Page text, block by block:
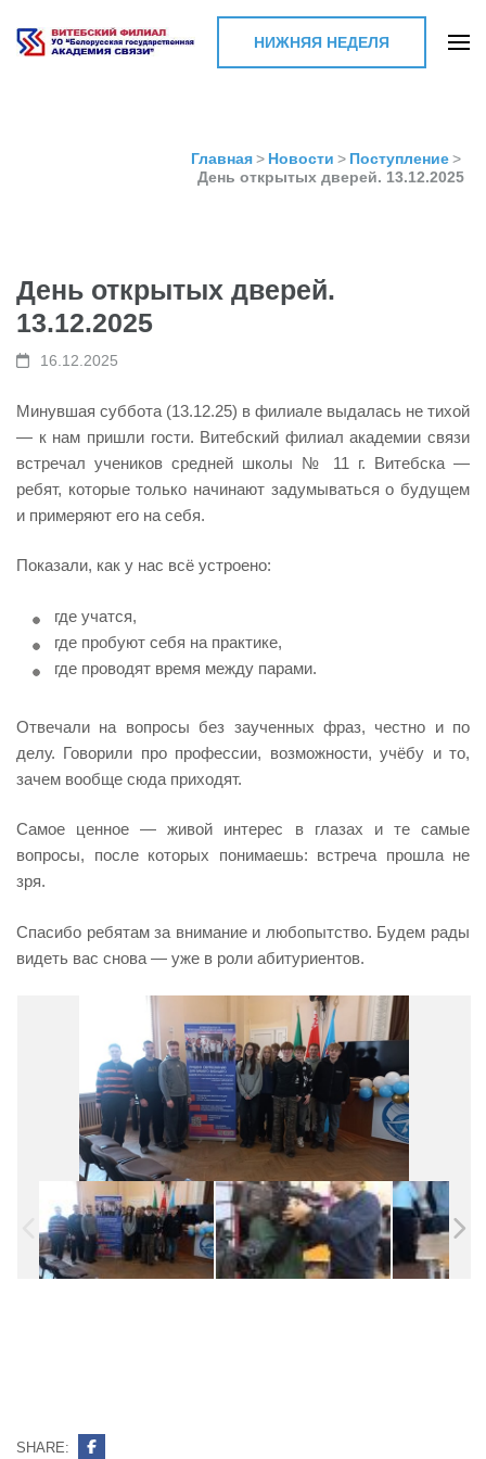
Витебский филиал УО
государственная
академия связи"
НИЖНЯЯ НЕДЕЛЯ
Главная> Новости > Поступление>
День открытых дверей. 13.12.2025
День открытых дверей.
13.12.2025
16.12.2025
Минувшая суббота (13.12.25) в филиале выдалась не тихой
— к нам пришли гости. Витебский филиал академии связи
встречал учеников средней школы № 11 г. Витебска —
ребят, которые только начинают задумываться о будущем
и примеряют его на себя.
Показали, как у нас всё устроено:
где учатся,
где пробуют себя на практике,
где проводят время между парами.
Отвечали на вопросы без заученных фраз, честно и по
делу. Говорили про профессии, возможности, учёбу и то,
зачем вообще сюда приходят.
Самое ценное — живой интерес в глазах и те самые
вопросы, после которых понимаешь: встреча прошла не
зря.
Спасибо ребятам за внимание и любопытство. Будем рады
видеть вас снова — уже в роли абитуриентов.
SHARE: